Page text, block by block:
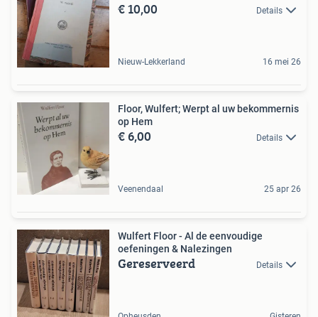
€ 10,00 Details
Nieuw-Lekkerland 16 mei 26
Floor, Wulfert; Werpt al uw bekommernis
op Hem
€ 6,00 Details
Veenendaal 25 apr 26
Wulfert Floor - Al de eenvoudige
oefeningen & Nalezingen
Gereserveerd Details